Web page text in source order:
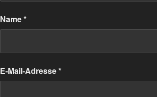
Name*
E-Mail-Adresse*